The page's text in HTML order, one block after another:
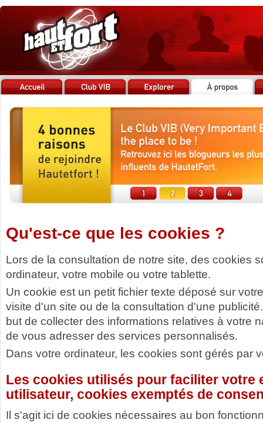
Qu'est-ce que les cookies ?
Lors de la consultation de notre site, des cookies
ordinateur, votre mobile ou votre tablette.
Un cookie est un petit fichier texte déposé sur
visite d'un site ou de la consultation d'une
but de collecter des informations relatives à votre
de vous adresser des services personnalisés.
Dans votre ordinateur, les cookies sont gérés par
Les cookies utilisés pour faciliter votre
utilisateur, cookies exemptés de
Il s'agit ici de cookies nécessaires au bon